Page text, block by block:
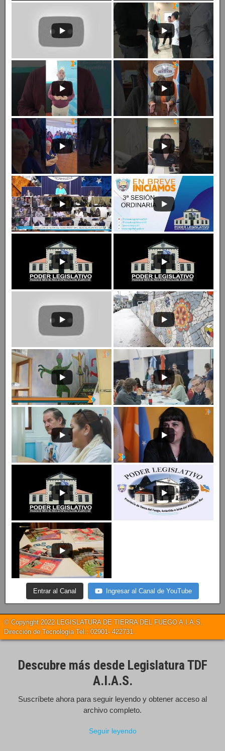
Entrar al Canal Ingresar al Canal de YouTube
© Copyright 2022 LEGISLATURA DE TIERRA DEL FUEGO A.I.A.S.
Dirección de Tecnología Tel.: 02901- 422731
Descubre más desde Legislatura TDF
A.I.A.S.
Suscríbete ahora para seguir leyendo y obtener acceso al
archivo completo.
Seguir leyendo